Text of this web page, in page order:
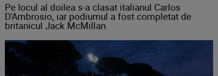
Pe locul al doilea s-a clasat italianul Carlos
D'Ambrosio, iar podiumul a fost completat de
britanicul Jack McMillan.